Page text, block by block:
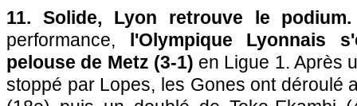
11. Solide, Lyon retrouve le
performance, l'Olympique Lyonnais
pelouse de Metz (3-1) en Ligue 1. Après
stoppé par Lopes, les Gones ont déroulé